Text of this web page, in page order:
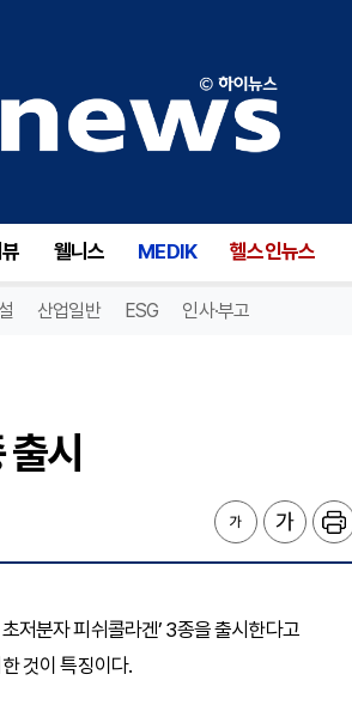
웰니스 MEDIK 헬스인뉴스
산업일반 ESG 인사·부고
시
저분자 피쉬콜라겐’ 3종을 출시한다고
것이 특징이다.